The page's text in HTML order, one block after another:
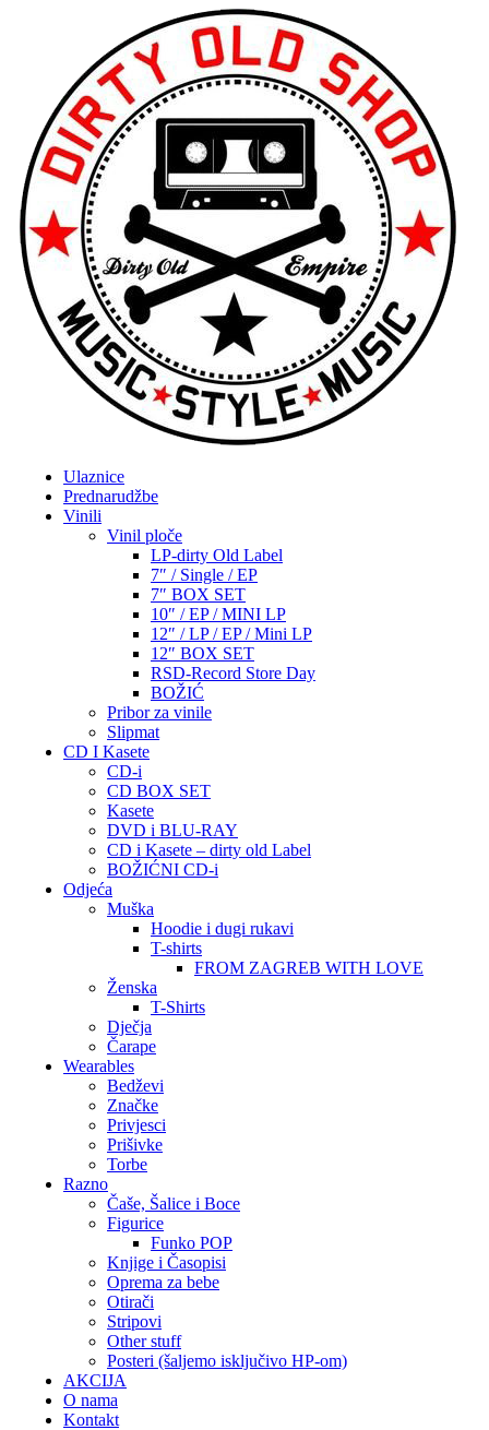
Ulaznice
Prednarudžbe
Vinili
Vinil ploče
LP-dirty Old Label
7″ / Single / EP
7″ BOX SET
10″ / EP / MINI LP
12″ / LP / EP / Mini LP
12″ BOX SET
RSD-Record Store Day
BOŽIĆ
Pribor za vinile
Slipmat
CD I Kasete
CD-i
CD BOX SET
Kasete
DVD i BLU-RAY
CD i Kasete – dirty old Label
BOŽIĆNI CD-i
Odjeća
Muška
Hoodie i dugi rukavi
T-shirts
FROM ZAGREB WITH LOVE
Ženska
T-Shirts
Dječja
Čarape
Wearables
Bedževi
Značke
Privjesci
Prišivke
Torbe
Razno
Čaše, Šalice i Boce
Figurice
Funko POP
Knjige i Časopisi
Oprema za bebe
Otirači
Stripovi
Other stuff
Posteri (šaljemo isključivo HP-om)
AKCIJA
O nama
Kontakt